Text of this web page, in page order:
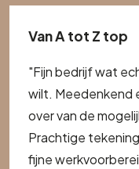
Van A tot Z top
"Fijn bedrijf wat
wilt. Meedenkend
over van de
Prachtige
fijne